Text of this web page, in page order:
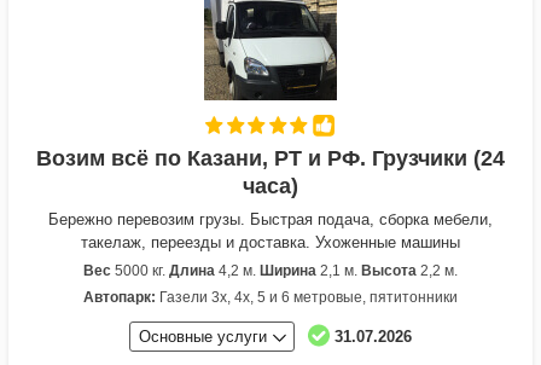
Возим всё по Казани, РТ и РФ. Грузчики (24
часа)
Бережно перевозим грузы. Быстрая подача, сборка мебели,
такелаж, переезды и доставка. Ухоженные машины
Вес 5000 кг. Длина 4,2 м. Ширина 2,1 м. Высота 2,2 м.
Автопарк: Газели 3х, 4х, 5 и 6 метровые, пятитонники
Основные услуги 31.07.2026